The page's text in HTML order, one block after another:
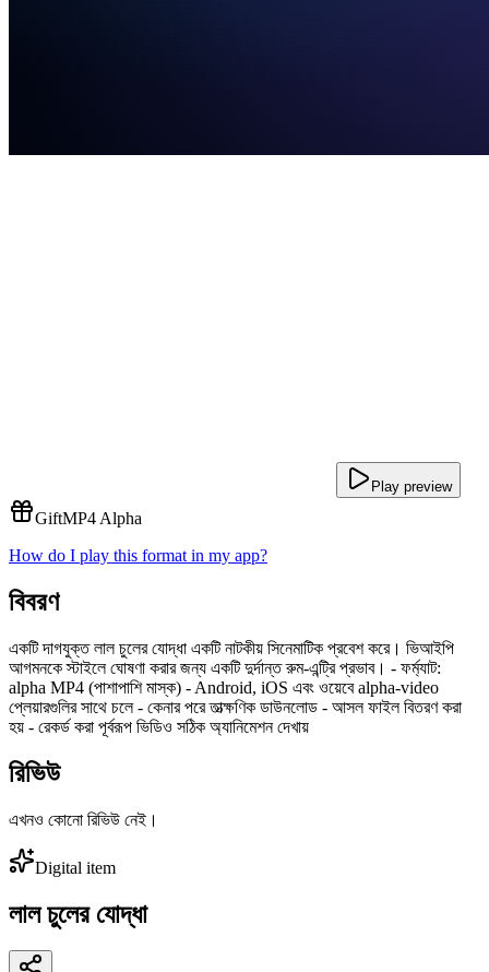
Play preview
GiftMP4 Alpha
How do I play this format in my app?
বিবরণ
একটি দাগযুক্ত লাল চুলের যোদ্ধা একটি নাটকীয় সিনেমাটিক প্রবেশ করে। ভিআইপি
আগমনকে স্টাইলে ঘোষণা করার জন্য একটি দুর্দান্ত রুম-এন্ট্রি প্রভাব। - ফর্ম্যাট:
alpha MP4 (পাশাপাশি মাস্ক) - Android, iOS এবং ওয়েবে alpha-video
প্লেয়ারগুলির সাথে চলে - কেনার পরে তাত্ক্ষণিক ডাউনলোড - আসল ফাইল বিতরণ করা
হয় - রেকর্ড করা পূর্বরূপ ভিডিও সঠিক অ্যানিমেশন দেখায়
রিভিউ
এখনও কোনো রিভিউ নেই।
Digital item
লাল চুলের যোদ্ধা